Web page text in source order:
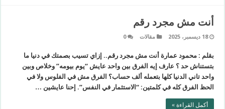
أنت مش مجرد رقم
18 ديسمبر، 2025 مقالات 0
بقلم : محمود عمارة أنت مش مجرد رقم.. إزاي تسيب بصمتك في دنيا ما
بتستناش حد ؟ ​عارف إيه الفرق بين واحد عايش “يوم بيومه” وخلاص وبين
واحد تاني الدنيا كلها بتعمله ألف حساب؟ الفرق مش في الفلوس ولا في
الحظ الفرق كله في كلمتين: “الاستثمار في النفس”. ​إحنا عايشين …
أكمل القراءة »